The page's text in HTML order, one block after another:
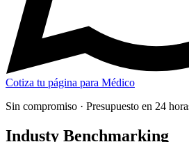
Cotiza tu página para Médico
Sin compromiso · Presupuesto en 24
Industy Benchmarking